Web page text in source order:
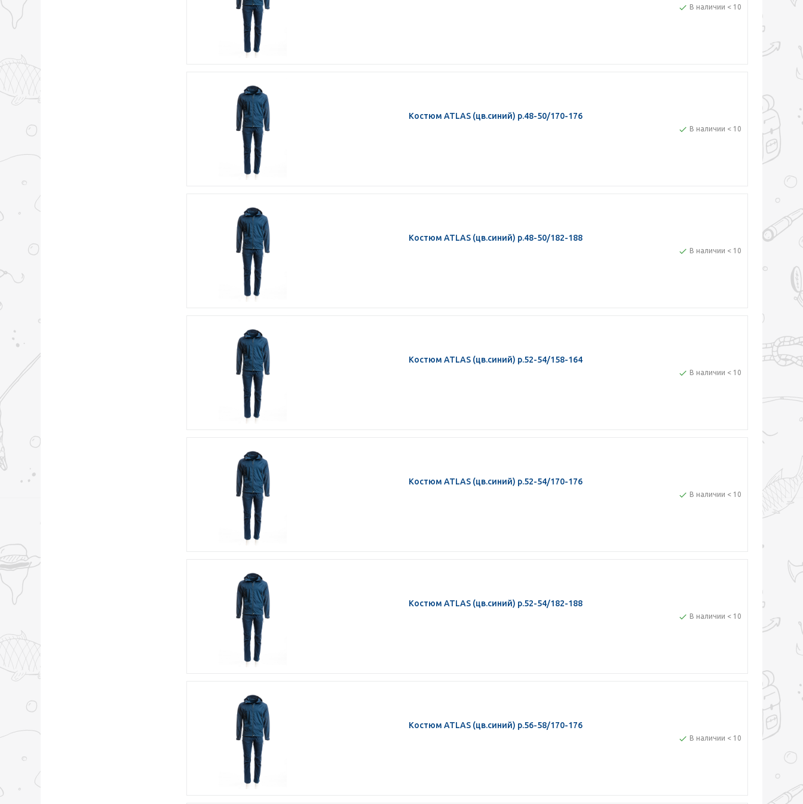
В наличии < 10
Костюм ATLAS (цв.синий) р.48-50/170-176
В наличии < 10
Костюм ATLAS (цв.синий) р.48-50/182-188
В наличии < 10
Костюм ATLAS (цв.синий) р.52-54/158-164
В наличии < 10
Костюм ATLAS (цв.синий) р.52-54/170-176
В наличии < 10
Костюм ATLAS (цв.синий) р.52-54/182-188
В наличии < 10
Костюм ATLAS (цв.синий) р.56-58/170-176
В наличии < 10